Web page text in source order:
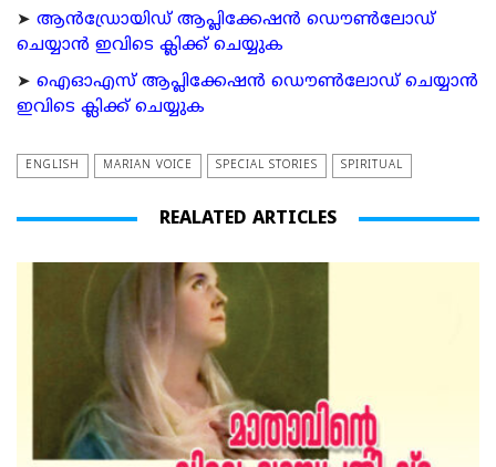
➤ ആന്‍ഡ്രോയിഡ് ആപ്ലിക്കേഷന്‍ ഡൌണ്‍ലോഡ്
ചെയ്യാന്‍ ഇവിടെ ക്ലിക്ക് ചെയ്യുക
➤ ഐഓഎസ് ആപ്ലിക്കേഷന്‍ ഡൌണ്‍ലോഡ് ചെയ്യാന്‍
ഇവിടെ ക്ലിക്ക് ചെയ്യുക
ENGLISH MARIAN VOICE SPECIAL STORIES SPIRITUAL
REALATED ARTICLES